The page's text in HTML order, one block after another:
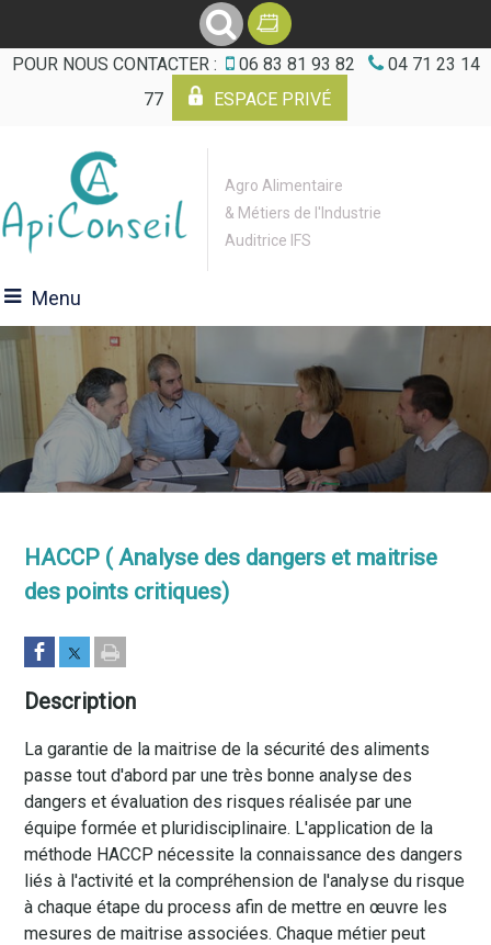
POUR NOUS CONTACTER : 06 83 81 93 82
04 71 23 14
77
ESPACE PRIVÉ
Agro Alimentaire
& Métiers de l'Industrie
Auditrice IFS
Menu
HACCP ( Analyse des dangers et maitrise
des points critiques)
Description
La garantie de la maitrise de la sécurité des aliments
passe tout d'abord par une très bonne analyse des
dangers et évaluation des risques réalisée par une
équipe formée et pluridisciplinaire. L'application de la
méthode HACCP nécessite la connaissance des dangers
liés à l'activité et la compréhension de l'analyse du risque
à chaque étape du process afin de mettre en œuvre les
mesures de maitrise associées. Chaque métier peut